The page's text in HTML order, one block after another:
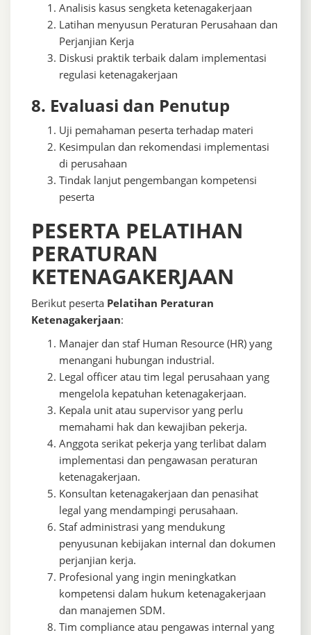
Analisis kasus sengketa ketenagakerjaan
Latihan menyusun Peraturan Perusahaan dan
Perjanjian Kerja
Diskusi praktik terbaik dalam implementasi
regulasi ketenagakerjaan
8. Evaluasi dan Penutup
Uji pemahaman peserta terhadap materi
Kesimpulan dan rekomendasi implementasi
di perusahaan
Tindak lanjut pengembangan kompetensi
peserta
PESERTA PELATIHAN
PERATURAN
KETENAGAKERJAAN
Berikut peserta Pelatihan Peraturan
Ketenagakerjaan:
Manajer dan staf Human Resource (HR) yang
menangani hubungan industrial.
Legal officer atau tim legal perusahaan yang
mengelola kepatuhan ketenagakerjaan.
Kepala unit atau supervisor yang perlu
memahami hak dan kewajiban pekerja.
Anggota serikat pekerja yang terlibat dalam
implementasi dan pengawasan peraturan
ketenagakerjaan.
Konsultan ketenagakerjaan dan penasihat
legal yang mendampingi perusahaan.
Staf administrasi yang mendukung
penyusunan kebijakan internal dan dokumen
perjanjian kerja.
Profesional yang ingin meningkatkan
kompetensi dalam hukum ketenagakerjaan
dan manajemen SDM.
Tim compliance atau pengawas internal yang